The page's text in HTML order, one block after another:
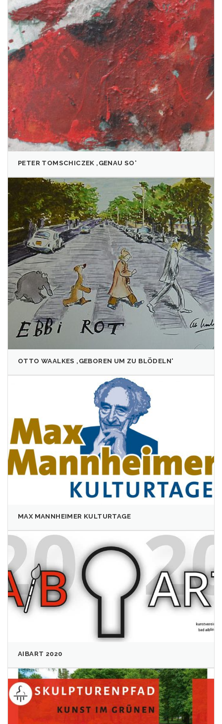
PETER TOMSCHICZEK ‚GENAU SO‘
OTTO WAALKES ‚GEBOREN UM ZU BLÖDELN‘
MAX MANNHEIMER KULTURTAGE
AIBART 2020